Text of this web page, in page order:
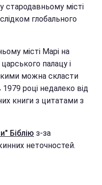
стародавньому місті
глобального
місті Марі на
палацу і
можна скласти
році недалеко від
книги з цитатами з
Біблію з-за
неточностей.